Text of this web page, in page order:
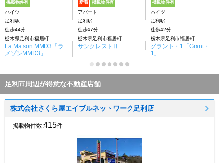
掲載物件有
ハイツ
足利駅
徒歩44分
栃木県足利市福居町
La Maison MMD3「ラ･
メゾンMMD3」
新着 掲載物件有
アパート
足利駅
徒歩47分
栃木県足利市福居町
サンクレストⅡ
掲載物件有
ハイツ
足利駅
徒歩42分
栃木県足利市福居町
グラント・1「Grant・
1」
足利市周辺が得意な不動産店舗
株式会社さくら屋エイブルネットワーク足利店
掲載物件数:415件